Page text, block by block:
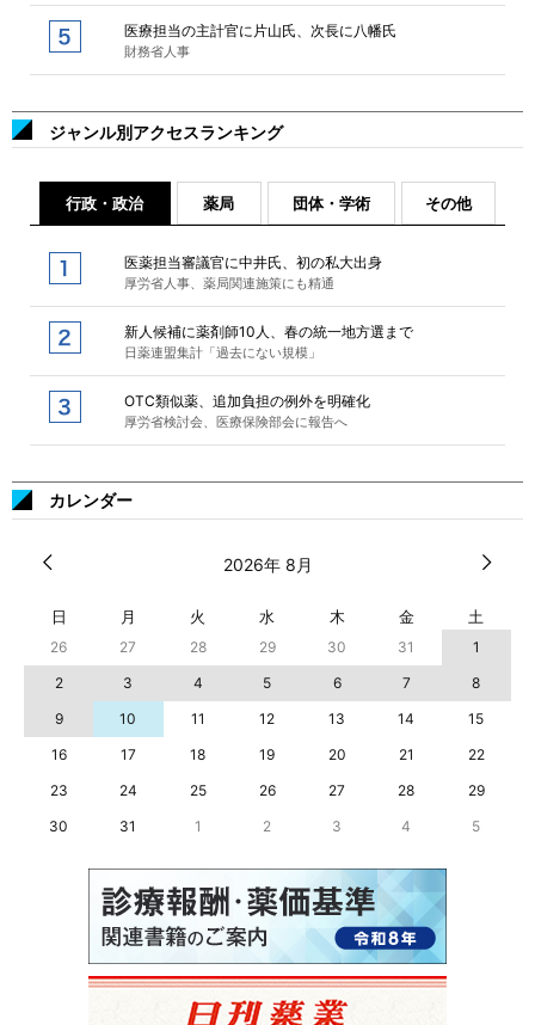
医療担当の主計官に片山氏、次長に八幡氏
財務省人事
ジャンル別アクセスランキング
行政・政治 薬局 団体・学術 その他
医薬担当審議官に中井氏、初の私大出身
厚労省人事、薬局関連施策にも精通
新人候補に薬剤師10人、春の統一地方選まで
日薬連盟集計「過去にない規模」
OTC類似薬、追加負担の例外を明確化
厚労省検討会、医療保険部会に報告へ
カレンダー
2026年 8月
日 月 火 水 木 金 土
26 27 28 29 30 31
1
2
3 4 5 6 7
8
9
10 11 12 13 14
15
16
17 18 19 20 21
22
23
24 25 26 27 28
29
30
31 1 2 3 4 5